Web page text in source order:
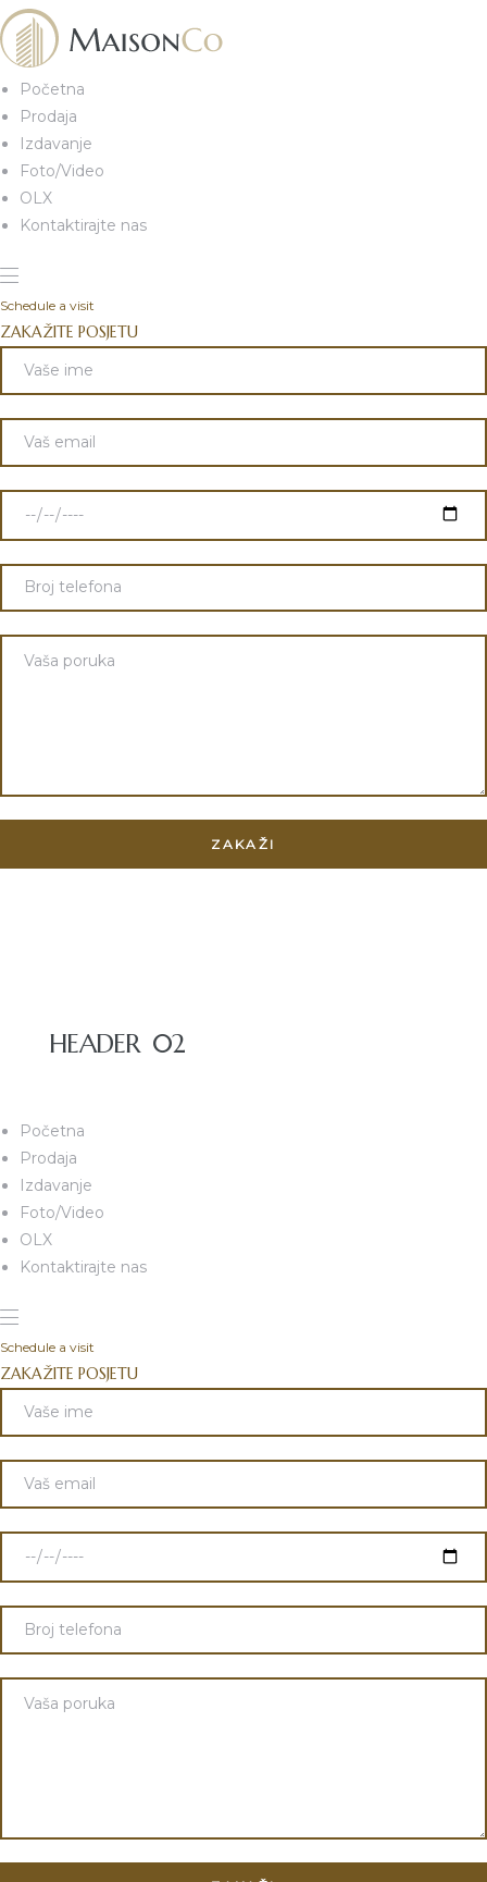
Početna
Prodaja
Izdavanje
Foto/Video
OLX
Kontaktirajte nas
Schedule a visit
ZAKAŽITE POSJETU
HEADER 02
Početna
Prodaja
Izdavanje
Foto/Video
OLX
Kontaktirajte nas
Schedule a visit
ZAKAŽITE POSJETU